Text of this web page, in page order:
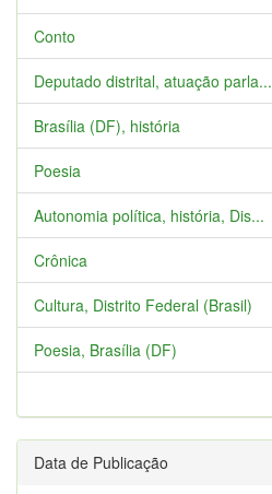
Conto
Deputado distrital, atuação parla...
Brasília (DF), história
Poesia
Autonomia política, história, Dis...
Crônica
Cultura, Distrito Federal (Brasil)
Poesia, Brasília (DF)
Data de Publicação